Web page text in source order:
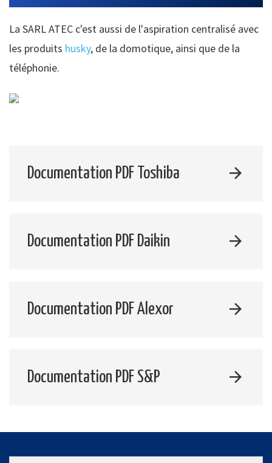
La SARL ATEC c'est aussi de l'aspiration centralisé avec
les produits husky, de la domotique, ainsi que de la
téléphonie.
Documentation PDF Toshiba
Documentation PDF Daikin
Documentation PDF Alexor
Documentation PDF S&P